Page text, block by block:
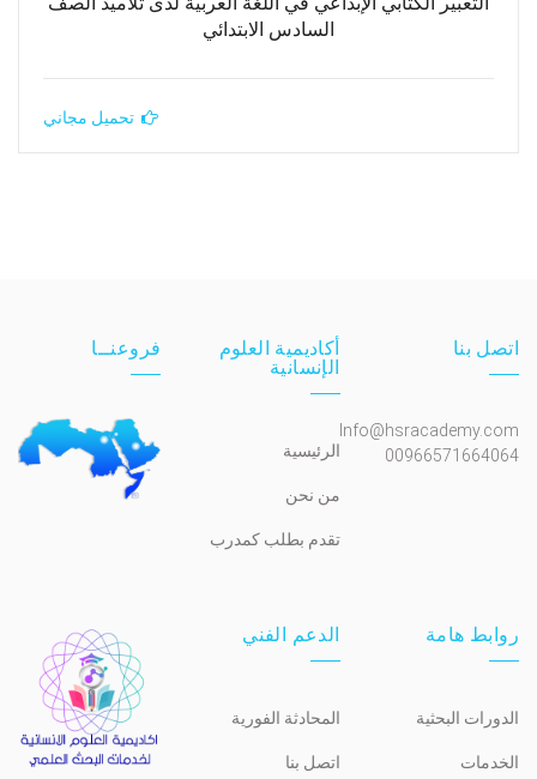
السادس الابتدائي
تحميل مجاني
اتصل بنا
Info@hsracademy.com
00966571664064
أكاديمية العلوم
الإنسانية
الرئيسية
من نحن
تقدم بطلب كمدرب
فروعنــا
روابط هامة
الدورات البحثية
الخدمات
الدعم الفني
المحادثة الفورية
اتصل بنا